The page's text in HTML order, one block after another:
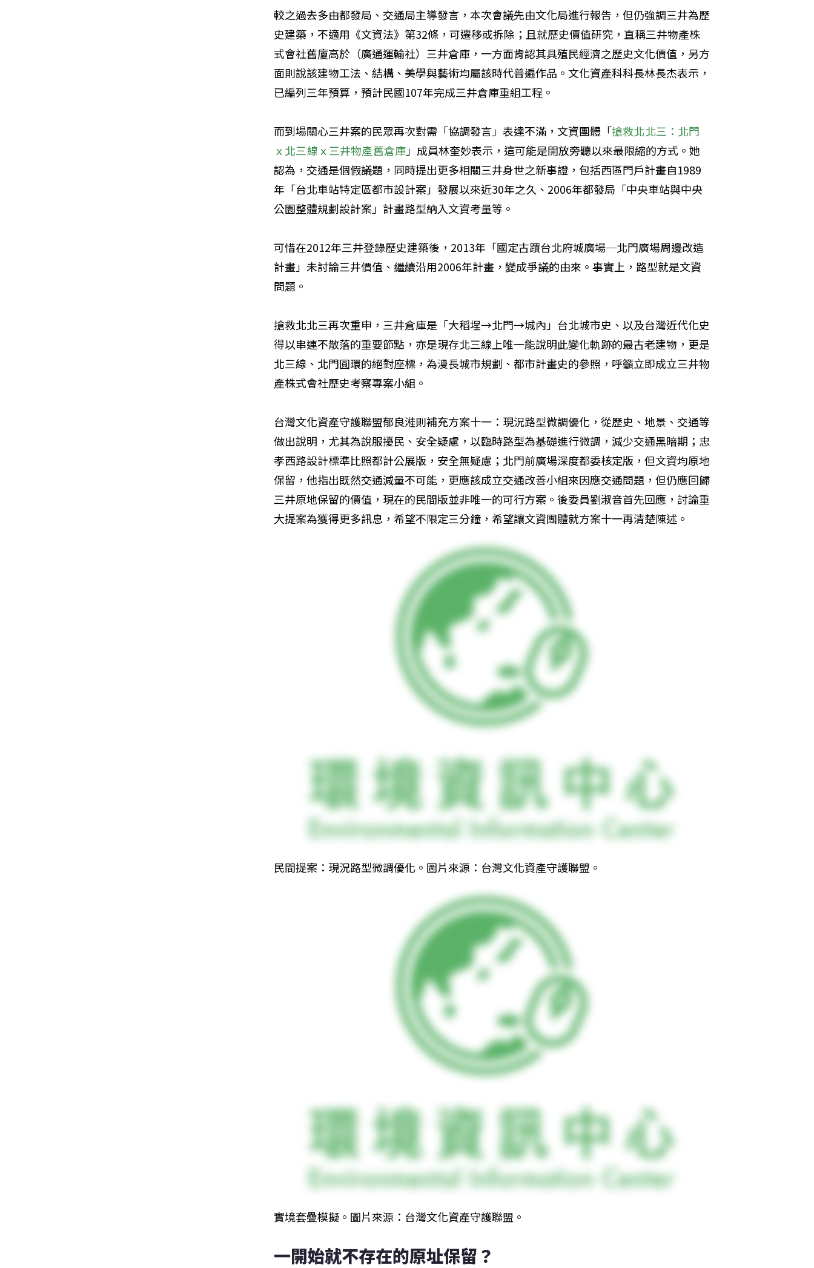
較之過去多由都發局、交通局主導發言，本次會議先由文化局進行報告，但仍強調三井為歷
史建築，不適用《文資法》第32條，可遷移或拆除；且就歷史價值研究，直稱三井物產株
式會社舊廈高於（廣通運輸社）三井倉庫，一方面肯認其具殖民經濟之歷史文化價值，另方
面則說該建物工法、結構、美學與藝術均屬該時代普遍作品。文化資產科科長林長杰表示，
已編列三年預算，預計民國107年完成三井倉庫重組工程。
而到場關心三井案的民眾再次對需「協調發言」表達不滿，文資團體「搶救北北三：北門
ｘ北三線ｘ三井物產舊倉庫」成員林奎妙表示，這可能是開放旁聽以來最限縮的方式。她
認為，交通是個假議題，同時提出更多相關三井身世之新事證，包括西區門戶計畫自1989
年「台北車站特定區都市設計案」發展以來近30年之久、2006年都發局「中央車站與中央
公園整體規劃設計案」計畫路型納入文資考量等。
可惜在2012年三井登錄歷史建築後，2013年「國定古蹟台北府城廣場─北門廣場周邊改造
計畫」未討論三井價值、繼續沿用2006年計畫，變成爭議的由來。事實上，路型就是文資
問題。
搶救北北三再次重申，三井倉庫是「大稻埕→北門→城內」台北城市史、以及台灣近代化史
得以串連不散落的重要節點，亦是現存北三線上唯一能說明此變化軌跡的最古老建物，更是
北三線、北門圓環的絕對座標，為漫長城市規劃、都市計畫史的參照，呼籲立即成立三井物
產株式會社歷史考察專案小組。
台灣文化資產守護聯盟郁良溎則補充方案十一：現況路型微調優化，從歷史、地景、交通等
做出說明，尤其為說服擾民、安全疑慮，以臨時路型為基礎進行微調，減少交通黑暗期；忠
孝西路設計標準比照都計公展版，安全無疑慮；北門前廣場深度都委核定版，但文資均原地
保留，他指出既然交通減量不可能，更應該成立交通改善小組來因應交通問題，但仍應回歸
三井原地保留的價值，現在的民間版並非唯一的可行方案。後委員劉淑音首先回應，討論重
大提案為獲得更多訊息，希望不限定三分鐘，希望讓文資團體就方案十一再清楚陳述。
民間提案：現況路型微調優化。圖片來源：台灣文化資產守護聯盟。
實境套疊模擬。圖片來源：台灣文化資產守護聯盟。
一開始就不存在的原址保留？